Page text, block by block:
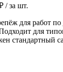
/ за шт.
для работ по
для
стандартный